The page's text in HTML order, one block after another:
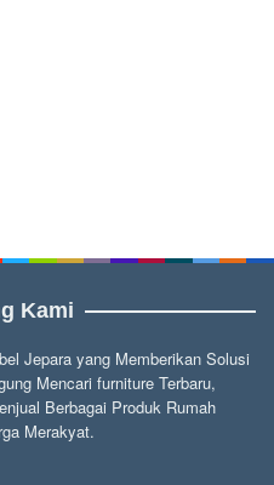
Kami
Jepara yang Memberikan Solusi
Mencari furniture Terbaru,
Berbagai Produk Rumah
Merakyat.